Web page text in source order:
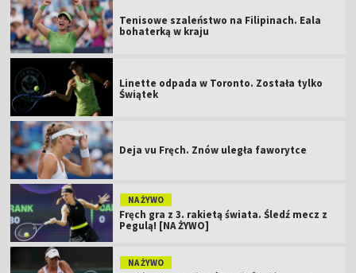
Tenisowe szaleństwo na Filipinach. Eala
bohaterką w kraju
Linette odpada w Toronto. Została tylko
Świątek
Deja vu Fręch. Znów uległa faworytce
NA ŻYWO
Fręch gra z 3. rakietą świata. Śledź mecz z
Pegulą! [NA ŻYWO]
NA ŻYWO